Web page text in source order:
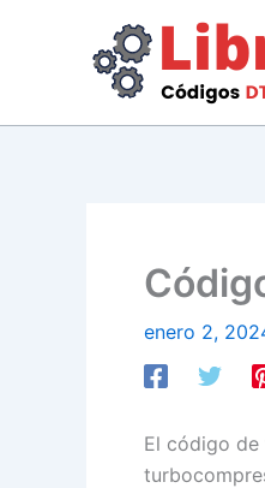
enero 2,
El código